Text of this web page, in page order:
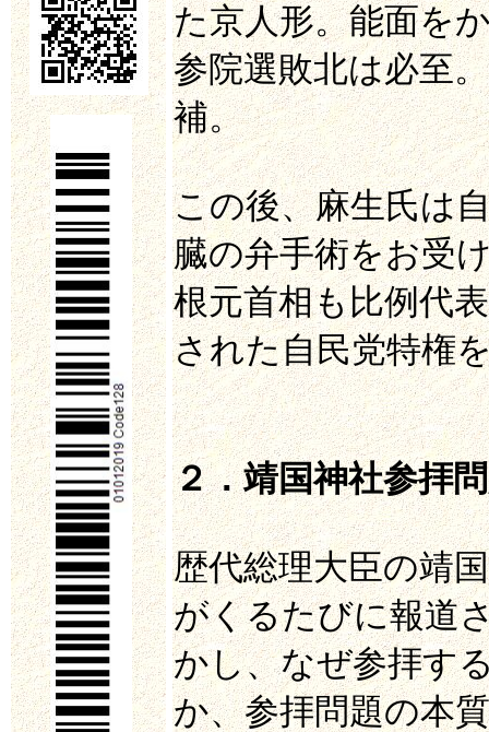
た京人形。能面を
参院選敗北は必至
補。
この後、麻生氏は
臓の弁手術をお受
根元首相も比例代
された自民党特権
２．靖国神社参拝
歴代総理大臣の靖
がくるたびに報道
かし、なぜ参拝す
か、参拝問題の本